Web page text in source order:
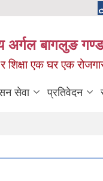
अर्गल बागलुङ
शिक्षा एक घर एक
सेवा प्रतिवेदन